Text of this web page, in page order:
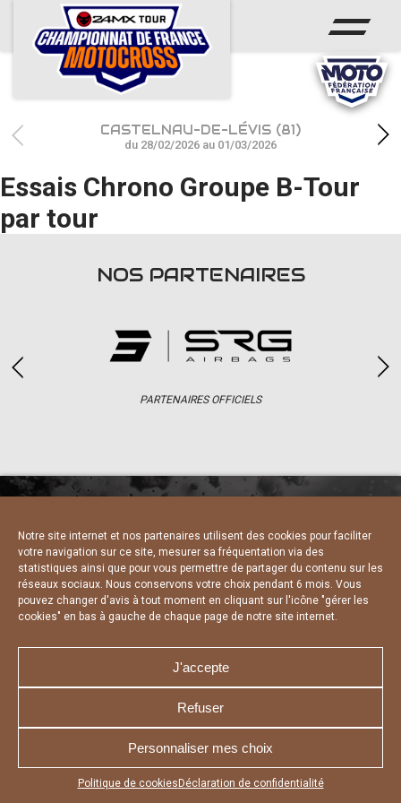
Notre site internet et nos partenaires utilisent des cookies pour faciliter
votre navigation sur ce site, mesurer sa fréquentation via des
statistiques ainsi que pour vous permettre de partager du contenu sur les
réseaux sociaux. Nous conservons votre choix pendant 6 mois. Vous
pouvez changer d'avis à tout moment en cliquant sur l'icône "gérer les
cookies" en bas à gauche de chaque page de notre site internet.
J'accepte
Refuser
Personnaliser mes choix
Politique de cookies Déclaration de confidentialité
Appuyez sur le bouton partager en bas de votre
ACCUEIL
ACTUS
CALENDRIER
RÉSULTATS
PHOTOS / WEB TV
CHAMPIONNAT
PARTENAIRES
accéder à la billetterie
CASTELNAU-DE-LÉVIS (81)
du 28/02/2026 au 01/03/2026
Essais Chrono Groupe B-Tour
par tour
NOS PARTENAIRES
PARTENAIRES OFFICIELS
NOUS CONTACTER
MENTIONS LÉGALES
CHARTE DE CONFIDENTIALITÉ
DÉCLARATION DE CONFIDENTIALITÉ
POLITIQUE D’UTILISATION DES COOKIES
RÉALISÉ PAR L’AGENCE WEB A3 WEB